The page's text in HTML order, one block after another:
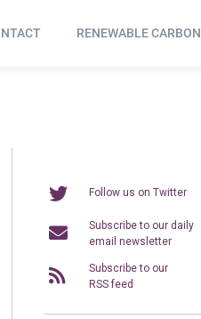
RENEWABLE CARBON
Follow us on Twitter
Subscribe to our daily
email newsletter
Subscribe to our
RSS feed